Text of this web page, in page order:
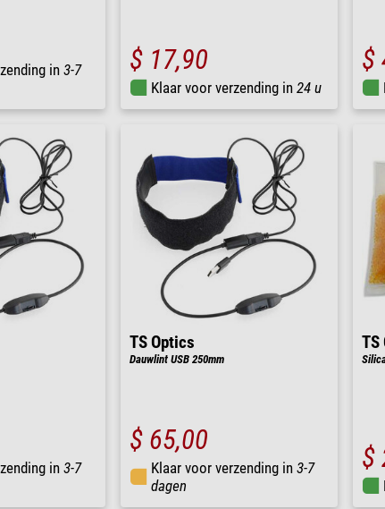
in 3-7
$ 17,90
Klaar voor verzending in 24 u
$
in 3-7
TS Optics
Dauwlint USB 250mm
$ 65,00
Klaar voor verzending in 3-7
dagen
TS
$